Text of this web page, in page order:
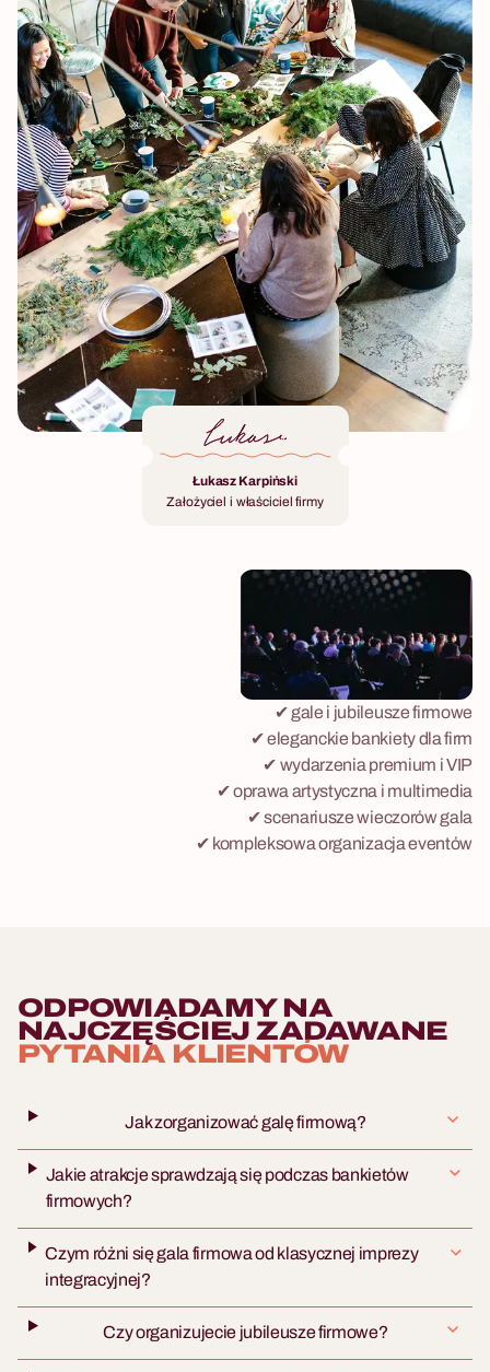
Łukasz Karpiński
Założyciel i właściciel firmy
✔ gale i jubileusze firmowe
✔ eleganckie bankiety dla firm
✔ wydarzenia premium i VIP
✔ oprawa artystyczna i multimedia
✔ scenariusze wieczorów gala
✔ kompleksowa organizacja eventów
ODPOWIADAMY NA
NAJCZĘŚCIEJ ZADAWANE
PYTANIA KLIENTÓW
Jak zorganizować galę firmową?
Jakie atrakcje sprawdzają się podczas bankietów
firmowych?
Czym różni się gala firmowa od klasycznej imprezy
integracyjnej?
Czy organizujecie jubileusze firmowe?